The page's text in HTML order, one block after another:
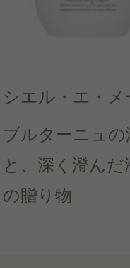
シエル・エ・メ
ブルターニュの
と、深く澄んだ
の贈り物